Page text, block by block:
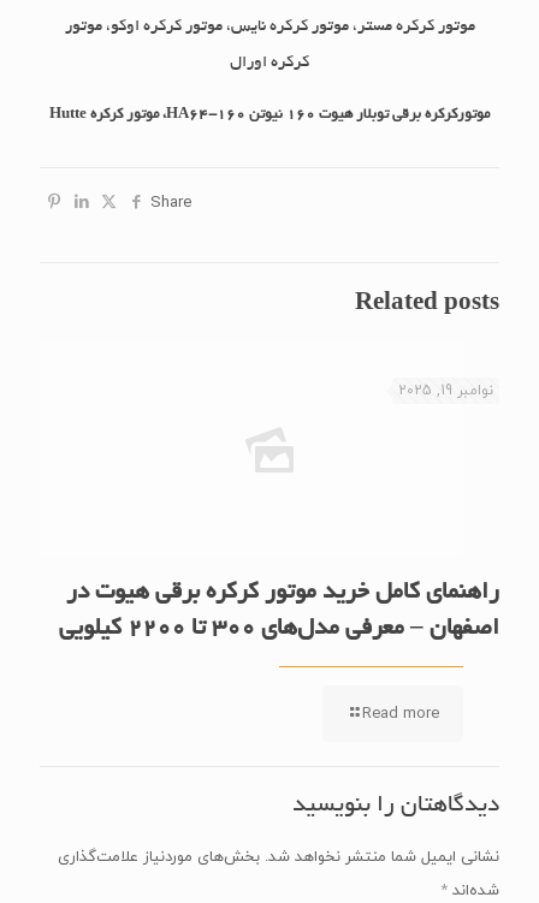
موتور کرکره مستر، موتور کرکره نایس، موتور کرکره اوکو، موتور
کرکره اورال
موتورکرکره برقی توبلار هیوت 160 نیوتن HA64-160، موتور کرکره Hutte
Share
Related posts
نوامبر 19, 2025
راهنمای کامل خرید موتور کرکره برقی هیوت در
اصفهان – معرفی مدل‌های 300 تا 2200 کیلویی
Read more
دیدگاهتان را بنویسید
نشانی ایمیل شما منتشر نخواهد شد. بخش‌های موردنیاز علامت‌گذاری
شده‌اند *